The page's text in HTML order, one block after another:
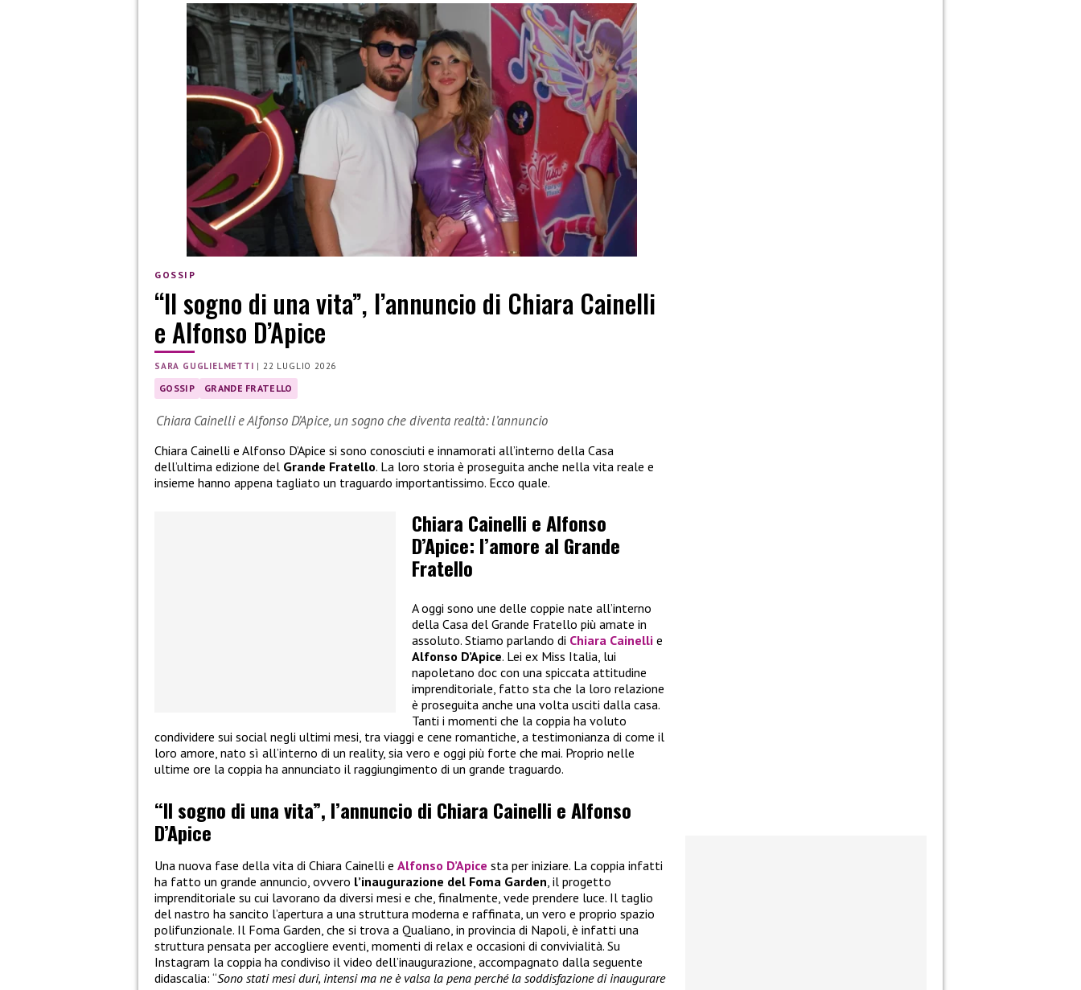
GOSSIP
“Il sogno di una vita”, l’annuncio di Chiara Cainelli
e Alfonso D’Apice
SARA GUGLIELMETTI |22 LUGLIO 2026
GOSSIP GRANDE FRATELLO
Chiara Cainelli e Alfonso D’Apice, un sogno che diventa realtà: l’annuncio
Chiara Cainelli e Alfonso D’Apice si sono conosciuti e innamorati all’interno della Casa
dell’ultima edizione del Grande Fratello. La loro storia è proseguita anche nella vita reale e
insieme hanno appena tagliato un traguardo importantissimo. Ecco quale.
Chiara Cainelli e Alfonso
D’Apice: l’amore al Grande
Fratello
A oggi sono une delle coppie nate all’interno
della Casa del Grande Fratello più amate in
assoluto. Stiamo parlando di Chiara Cainelli e
Alfonso D’Apice. Lei ex Miss Italia, lui
napoletano doc con una spiccata attitudine
imprenditoriale, fatto sta che la loro relazione
è proseguita anche una volta usciti dalla casa.
Tanti i momenti che la coppia ha voluto
condividere sui social negli ultimi mesi, tra viaggi e cene romantiche, a testimonianza di come il
loro amore, nato sì all’interno di un reality, sia vero e oggi più forte che mai. Proprio nelle
ultime ore la coppia ha annunciato il raggiungimento di un grande traguardo.
“Il sogno di una vita”, l’annuncio di Chiara Cainelli e Alfonso
D’Apice
Una nuova fase della vita di Chiara Cainelli e Alfonso D’Apice sta per iniziare. La coppia infatti
ha fatto un grande annuncio, ovvero l’inaugurazione del Foma Garden , il progetto
imprenditoriale su cui lavorano da diversi mesi e che, finalmente, vede prendere luce. Il taglio
del nastro ha sancito l’apertura a una struttura moderna e raffinata, un vero e proprio spazio
polifunzionale. Il Foma Garden, che si trova a Qualiano, in provincia di Napoli, è infatti una
struttura pensata per accogliere eventi, momenti di relax e occasioni di convivialità. Su
Instagram la coppia ha condiviso il video dell’inaugurazione, accompagnato dalla seguente
didascalia: “Sono stati mesi duri, intensi ma ne è valsa la pena perché la soddisfazione di inaugurare